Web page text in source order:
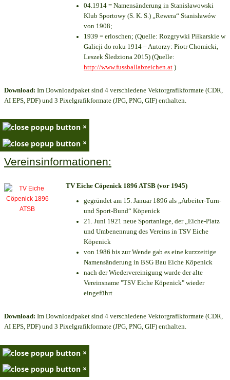
04.1914 = Namensänderung in Stanisławowski
Klub Sportowy (S. K. S.) „Rewera“ Stanisławów
von 1908;
1939 = erloschen; (Quelle: Rozgrywki Piłkarskie w
Galicji do roku 1914 – Autorzy: Piotr Chomicki,
Leszek Śledziona 2015) (Quelle:
http://www.fussballabzeichen.at )
Download: Im Downloadpaket sind 4 verschiedene Vektorgrafikformate (CDR,
AI EPS, PDF) und 3 Pixelgrafikformate (JPG, PNG, GIF) enthalten.
×
×
Vereinsinformationen:
TV Eiche Cöpenick 1896 ATSB (vor 1945)
gegründet am 15. Januar 1896 als „Arbeiter-Turn-
und Sport-Bund“ Köpenick
21. Juni 1921 neue Sportanlage, der „Eiche-Platz
und Umbenennung des Vereins in TSV Eiche
Köpenick
von 1986 bis zur Wende gab es eine kurzzeitige
Namensänderung in BSG Bau Eiche Köpenick
nach der Wiedervereinigung wurde der alte
Vereinsname "TSV Eiche Köpenick" wieder
eingeführt
Download: Im Downloadpaket sind 4 verschiedene Vektorgrafikformate (CDR,
AI EPS, PDF) und 3 Pixelgrafikformate (JPG, PNG, GIF) enthalten.
×
×